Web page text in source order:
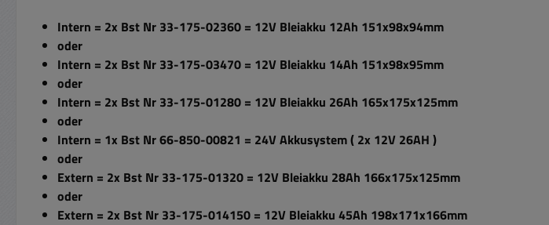
Intern = 2x Bst Nr 33-175-02360 = 12V Bleiakku 12Ah 151x98x94mm
oder
Intern = 2x Bst Nr 33-175-03470 = 12V Bleiakku 14Ah 151x98x95mm
oder
Intern = 2x Bst Nr 33-175-01280 = 12V Bleiakku 26Ah 165x175x125mm
oder
Intern = 1x Bst Nr 66-850-00821 = 24V Akkusystem ( 2x 12V 26AH )
oder
Extern = 2x Bst Nr 33-175-01320 = 12V Bleiakku 28Ah 166x175x125mm
oder
Extern = 2x Bst Nr 33-175-014150 = 12V Bleiakku 45Ah 198x171x166mm